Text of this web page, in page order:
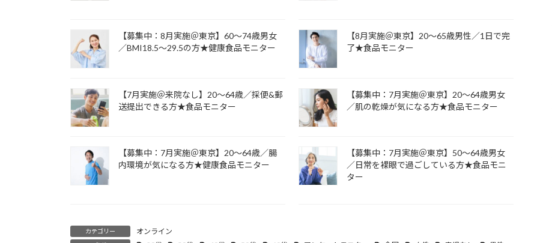
【募集中：8月実施＠東京】60～74歳男女
／BMI18.5～29.5の方★健康食品モニター
【8月実施＠東京】20～65歳男性／1日で完
了★食品モニター
【7月実施＠来院なし】20～64歳／採便&郵
送提出できる方★食品モニター
【募集中：7月実施＠東京】20～64歳男女
／肌の乾燥が気になる方★食品モニター
【募集中：7月実施＠東京】20～64歳／腸
内環境が気になる方★健康食品モニター
【募集中：7月実施＠東京】50～64歳男女
／日常を裸眼で過ごしている方★食品モニ
ター
カテゴリー オンライン